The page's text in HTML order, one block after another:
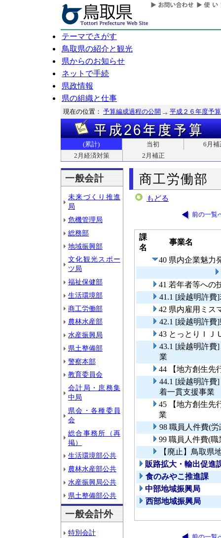
テーマでさがす
鳥取県の紹介と観光
県からのお知らせ
ネットで手続
県政情報
県の組織と仕事
現在の位置： 予算編成過程の公開 平成２６年度予算
(累計) 当初
6月補
2月経済対策
2月補正
一般会計
未来づくり推進
局
危機管理局
総務部
地域振興部
文化観光スポー
ツ局
福祉保健部
生活環境部
商工労働部
農林水産部
水産振興局
県土整備部
警察本部
教育委員会
会計局・庶務集
中局
県会・各種委員
会
総合事務所（再
掲）
生活環境部公共
農林水産部公共
水産振興局公共
県土整備部公共
一般会計外
特別会計
商工労働部
もどる
前の一覧
課
名
事業名
40 県内企業魅力
41 若年者等への
41.1 [繰越明許費
42 県内雇用ミス
42.1 [繰越明許費
43 とっとりＩＪ
43.1 [繰越明許費
業
44 【地方創生先
44.1 [繰越明許費
着一貫支援事業
45 【地方創生先
業
98 職員人件費(
99 職員人件費(
【廃止】鳥取県
販路拡大・輸出促進
食のみやこ推進課
中部地域振興局
西部地域振興局